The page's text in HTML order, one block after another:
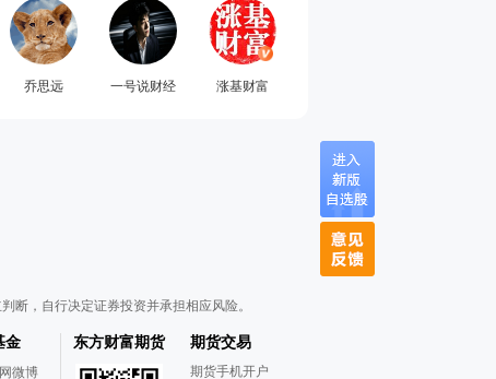
乔思远 一号说财经 涨基财富
断，自行决定证券投资并承担相应风险。
金
微博
东方财富期货 期货交易
期货手机开户